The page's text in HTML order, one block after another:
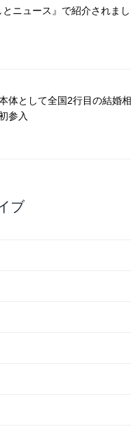
ニュース』で紹介されま
体として全国2行目の結婚
参入
ブ